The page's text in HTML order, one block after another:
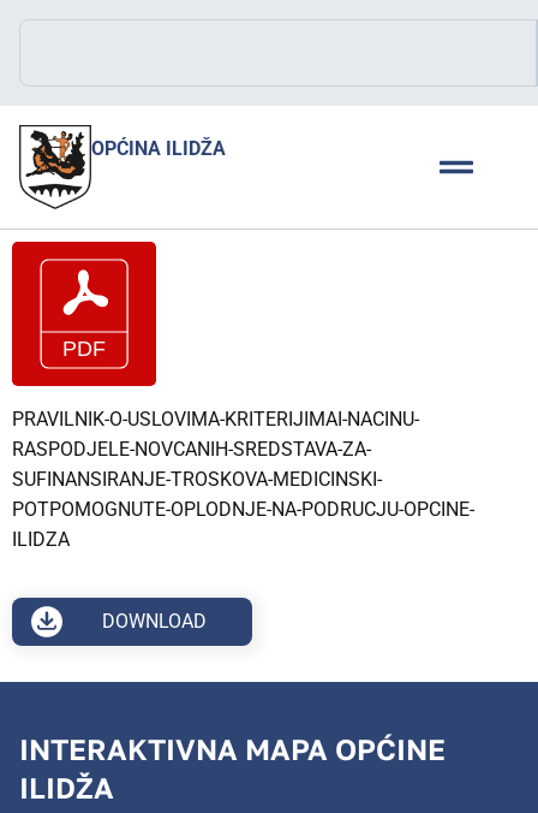
OPĆINA ILIDŽA
PRAVILNIK-O-USLOVIMA-KRITERIJIMAI-NACINU-
RASPODJELE-NOVCANIH-SREDSTAVA-ZA-
SUFINANSIRANJE-TROSKOVA-MEDICINSKI-
POTPOMOGNUTE-OPLODNJE-NA-PODRUCJU-OPCINE-
ILIDZA
DOWNLOAD
INTERAKTIVNA MAPA OPĆINE
ILIDŽA